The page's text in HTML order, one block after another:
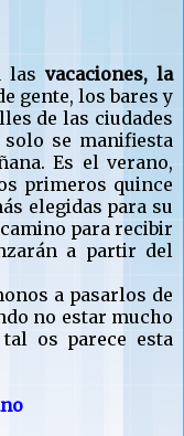
las vacaciones, la
gente, los bares y
de las ciudades
se manifiesta
Es el verano,
primeros quince
elegidas para su
para recibir
a partir del
a pasarlos de
no estar mucho
os parece esta